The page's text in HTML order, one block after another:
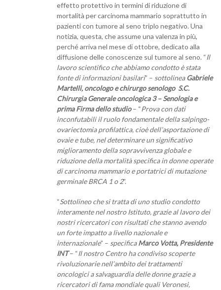
effetto protettivo in termini di riduzione di
mortalità per carcinoma mammario soprattutto in
pazienti con tumore al seno triplo negativo. Una
notizia, questa, che assume una valenza in più,
perché arriva nel mese di ottobre, dedicato alla
diffusione delle conoscenze sul tumore al seno. “Il
lavoro scientifico che abbiamo condotto è stata
fonte di informazioni basilari” – sottolineaGabriele
Martelli, oncologo e chirurgo senologo S.C.
Chirurgia Generale oncologica 3 – Senologia e
prima Firma dello studio – “Prova con dati
inconfutabili il ruolo fondamentale della salpingo-
ovariectomia profilattica, cioè dell’asportazione di
ovaie e tube, nel determinare un significativo
miglioramento della sopravvivenza globale e
riduzione della mortalità specifica in donne operate
di carcinoma mammario e portatrici di mutazione
germinale BRCA 1 o 2”.
“Sottolineo che si tratta di uno studio condotto
interamente nel nostro Istituto, grazie al lavoro dei
nostri ricercatori con risultati che stanno avendo
un forte impatto a livello nazionale e
internazionale” – specificaMarco Votta, Presidente
INT – “Il nostro Centro ha condiviso scoperte
rivoluzionarie nell’ambito dei trattamenti
oncologici a salvaguardia delle donne grazie a
ricercatori di fama mondiale quali Veronesi,